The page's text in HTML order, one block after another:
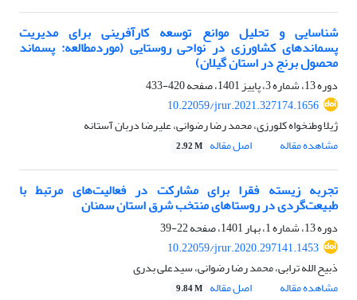
شناسایی و تحلیل موانع توسعه کارآفرینی برای مدیریت
پسماندهای کشاورزی در نواحی روستایی (موردمطالعه: پسماند
محصول برنج در استان گیلان)
دوره 13، شماره 3، پاییز 1401، صفحه
420-433
10.22059/jrur.2021.327174.1656
ژیلا وطنخواه کلورزی، محمد رضا رضوانی، علیرضا دربان آستانه
مشاهده مقاله
اصل مقاله 2.92 M
تجربه زیسته فقرا برای مشارکت در فعالیت‌های مرتبط با
طبیعت‌گردی در روستاهای منتخب شرق استان سمنان
دوره 13، شماره 1، بهار 1401، صفحه
22-39
10.22059/jrur.2020.297141.1453
ذبیح الله ترابی، محمد رضا رضوانی، سیدعلی بدری
مشاهده مقاله
اصل مقاله 9.84 M